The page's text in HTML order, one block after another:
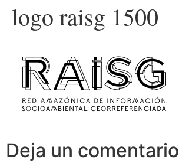
logo raisg 1500
Deja un comentario